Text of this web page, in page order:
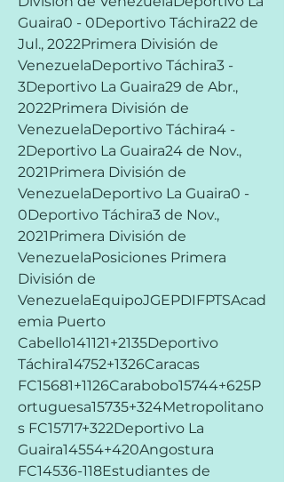
Guaira0 - 0Deportivo Táchira22 de
Jul., 2022Primera División de
VenezuelaDeportivo Táchira3 -
3Deportivo La Guaira29 de Abr.,
2022Primera División de
VenezuelaDeportivo Táchira4 -
2Deportivo La Guaira24 de Nov.,
2021Primera División de
VenezuelaDeportivo La Guaira0 -
0Deportivo Táchira3 de Nov.,
2021Primera División de
VenezuelaPosiciones Primera
División de
VenezuelaEquipoJGEPDIFPTSAcad
emia Puerto
Cabello141121+2135Deportivo
Táchira14752+1326Caracas
FC15681+1126Carabobo15744+625P
ortuguesa15735+324Metropolitano
s FC15717+322Deportivo La
Guaira14554+420Angostura
FC14536-118Estudiantes de